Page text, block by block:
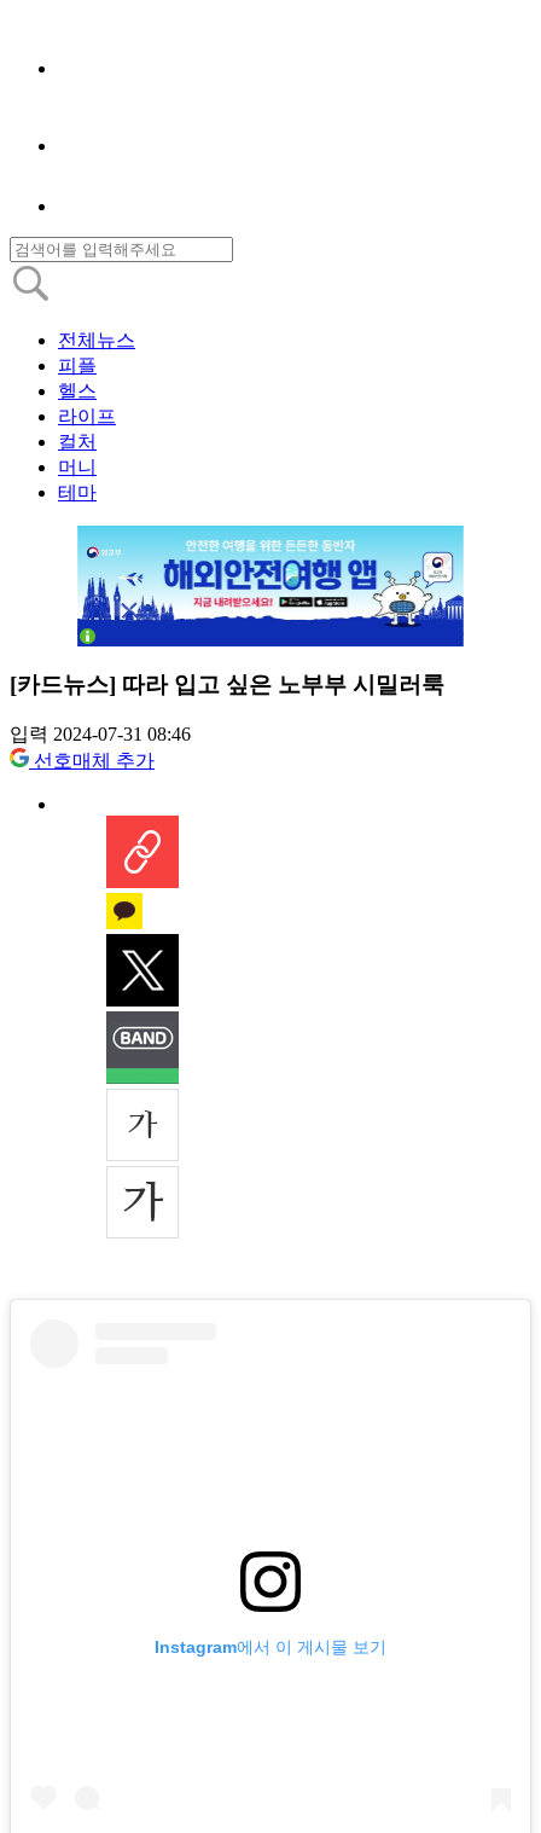
전체뉴스
피플
헬스
라이프
컬처
머니
테마
[카드뉴스] 따라 입고 싶은 노부부 시밀러룩
입력 2024-07-31 08:46
선호매체 추가
Instagram에서 이 게시물 보기